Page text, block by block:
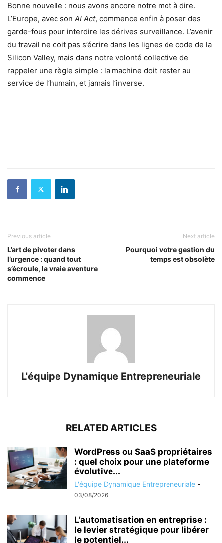
Bonne nouvelle : nous avons encore notre mot à dire.
L’Europe, avec son AI Act, commence enfin à poser des
garde-fous pour interdire les dérives surveillance. L’avenir
du travail ne doit pas s’écrire dans les lignes de code de la
Silicon Valley, mais dans notre volonté collective de
rappeler une règle simple : la machine doit rester au
service de l’humain, et jamais l’inverse.
Previous article
L’art de pivoter dans
l’urgence : quand tout
s’écroule, la vraie aventure
commence
Next article
Pourquoi votre gestion du
temps est obsolète
L'équipe Dynamique Entrepreneuriale
RELATED ARTICLES
WordPress ou SaaS propriétaires
: quel choix pour une plateforme
évolutive...
L'équipe Dynamique Entrepreneuriale -
03/08/2026
L’automatisation en entreprise :
le levier stratégique pour libérer
le potentiel...